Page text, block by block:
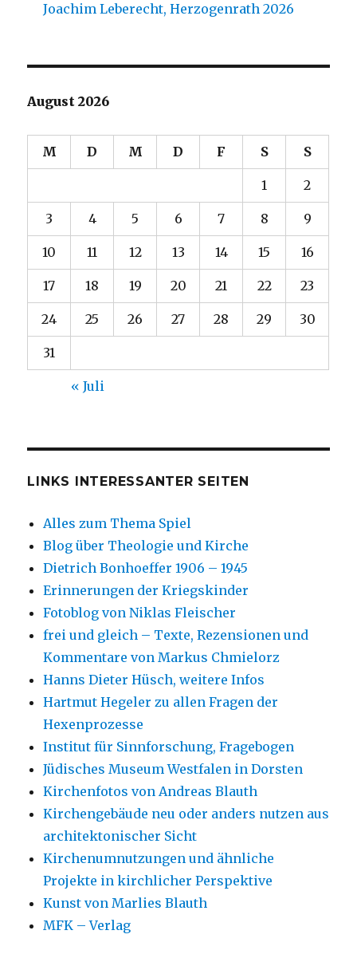
Joachim Leberecht, Herzogenrath 2026
August 2026
M D M D F S S
1 2
3 4 5 6 7 8 9
10 11 12 13 14 15 16
17 18 19 20 21 22 23
24 25 26 27 28 29 30
31
« Juli
LINKS INTERESSANTER SEITEN
Alles zum Thema Spiel
Blog über Theologie und Kirche
Dietrich Bonhoeffer 1906 – 1945
Erinnerungen der Kriegskinder
Fotoblog von Niklas Fleischer
frei und gleich – Texte, Rezensionen und
Kommentare von Markus Chmielorz
Hanns Dieter Hüsch, weitere Infos
Hartmut Hegeler zu allen Fragen der
Hexenprozesse
Institut für Sinnforschung, Fragebogen
Jüdisches Museum Westfalen in Dorsten
Kirchenfotos von Andreas Blauth
Kirchengebäude neu oder anders nutzen aus
architektonischer Sicht
Kirchenumnutzungen und ähnliche
Projekte in kirchlicher Perspektive
Kunst von Marlies Blauth
MFK – Verlag